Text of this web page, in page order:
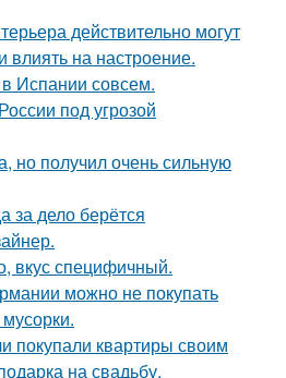
действительно могут
влиять на настроение.
Испании совсем.
под угрозой
но получил очень сильную
за дело берётся
вкус специфичный.
можно не покупать
покупали квартиры своим
на свадьбу.